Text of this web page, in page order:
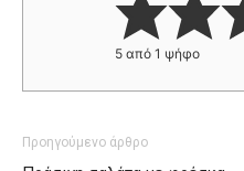
5 από 1 ψήφο
Προηγούμενο άρθρο